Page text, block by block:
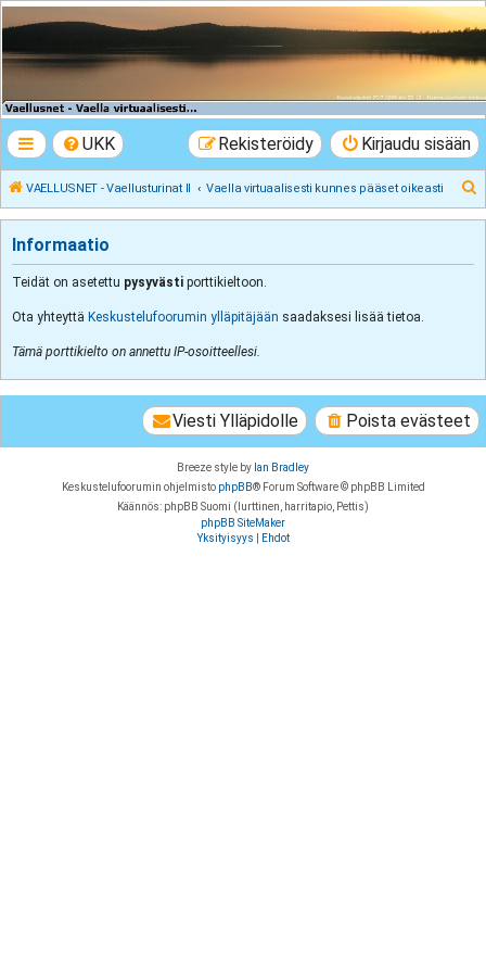
VAELLUSNET -
Vaellusturinat II
UKK Kirjaudu sisään
Rekisteröidy
VAELLUSNET - Vaellusturinat II Vaella virtuaalisesti kunnes pääset oikeasti
Informaatio
Teidät on asetettu pysyvästi porttikieltoon.
Ota yhteyttä Keskustelufoorumin ylläpitäjään saadaksesi lisää tietoa.
Tämä porttikielto on annettu IP-osoitteellesi.
Poista evästeet
Viesti Ylläpidolle
Breeze style by Ian Bradley
Keskustelufoorumin ohjelmisto phpBB® Forum Software © phpBB Limited
Käännös: phpBB Suomi (lurttinen, harritapio, Pettis)
phpBB SiteMaker
Yksityisyys
Ehdot